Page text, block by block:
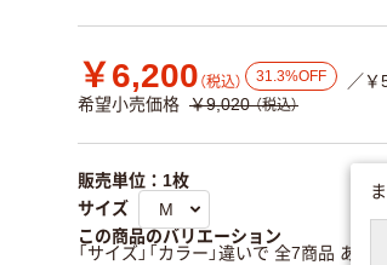
￥6,200 （税込） 31.3%OFF
／￥
希望小売価格 ￥9,020 （税込）
販売単位：1枚
サイズ
この商品のバリエーション
「サイズ」「カラー」違いで 全7商品 あり